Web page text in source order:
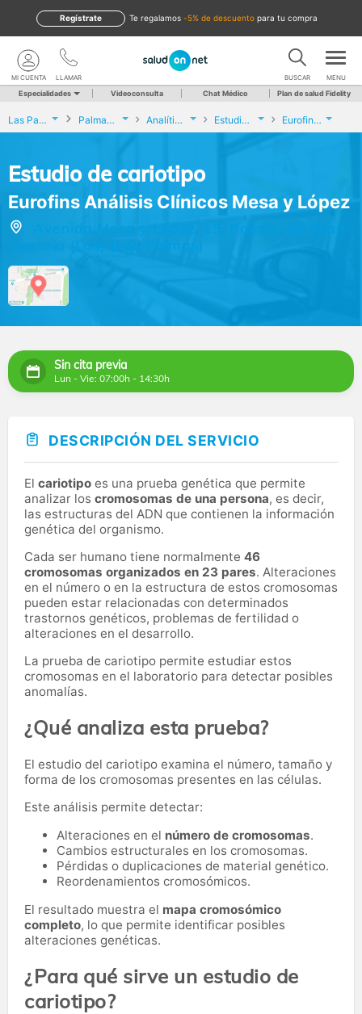
te regalamos -5% de descuento para tu compra
Regístrate
LLAMAR
MI CUENTA BUSCAR MENU
Especialidades Videoconsulta Chat Médico Plan de salud Fidelity
Las Palmas Palmas de Gran Canaria (Las) Analíticas y Genética Estudio de cariotipo Eurofins Análisis Clínicos Mesa y López
Estudio de cariotipo
Eurofins Análisis Clínicos Mesa y López
Avenida Mesa y López, 15, Palmas de Gran
Sin cita previa
Lun - Vie: 07:00h - 14:30h
DESCRIPCIÓN DEL SERVICIO
El cariotipo es una prueba genética que permite
analizar los cromosomas de una persona, es decir,
las estructuras del ADN que contienen la información
genética del organismo.
Cada ser humano tiene normalmente 46
cromosomas organizados en 23 pares. Alteraciones
en el número o en la estructura de estos cromosomas
pueden estar relacionadas con determinados
trastornos genéticos, problemas de fertilidad o
alteraciones en el desarrollo.
La prueba de cariotipo permite estudiar estos
cromosomas en el laboratorio para detectar posibles
anomalías.
¿Qué analiza esta prueba?
El estudio del cariotipo examina el número, tamaño y
forma de los cromosomas presentes en las células.
Este análisis permite detectar:
Alteraciones en el número de cromosomas.
Cambios estructurales en los cromosomas.
Pérdidas o duplicaciones de material genético.
Reordenamientos cromosómicos.
El resultado muestra el mapa cromosómico
completo, lo que permite identificar posibles
alteraciones genéticas.
¿Para qué sirve un estudio de
cariotipo?